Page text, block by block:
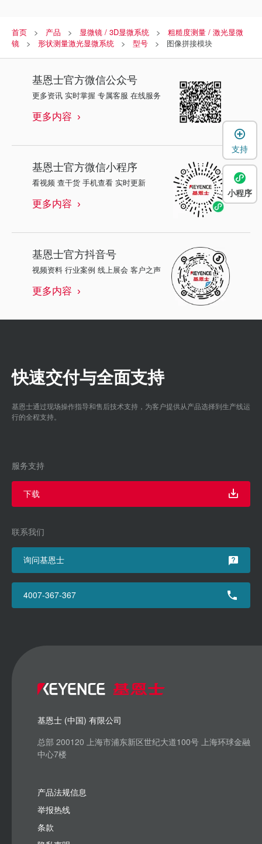
首页 产品 显微镜 / 3D显微系统
粗糙度测量 / 激光显微
镜
形状测量激光显微系统 型号 图像拼接模块
基恩士官方微信公众号
更多资讯 实时掌握 专属客服 在线服务
更多内容
基恩士官方微信小程序
看视频 查干货 手机查看 实时更新
更多内容
基恩士官方抖音号
视频资料 行业案例 线上展会 客户之声
更多内容
快速交付与全面支持
基恩士通过现场操作指导和售后技术支持，为客户提供从产品选择到生产线运
行的全程支持。
服务支持
下载
联系我们
询问基恩士
4007-367-367
基恩士 (中国) 有限公司
总部 200120 上海市浦东新区世纪大道100号 上海环球金融
中心7楼
产品法规信息
举报热线
条款
支持
小程序